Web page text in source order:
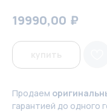
19990,00 ₽
Продаем
гарантией до одного